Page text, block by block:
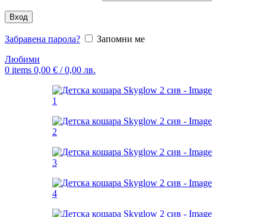
Вход
Забравена парола?
Запомни ме
Любими
0 items 0,00 € / 0,00 лв.